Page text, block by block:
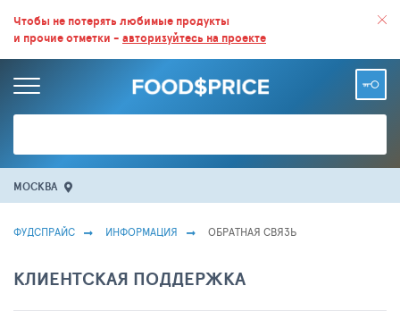
ВСЕ СКИДКИ И ВЫГОДНЫЕ ЦЕНЫ НА ПРОДУКТЫ В МАГАЗИНАХ.
БОЛЬШЕ 100 000 ТОВАРОВ. ЕЖЕДНЕВНОЕ ОБНОВЛЕНИЕ ЦЕН.
Чтобы не потерять любимые продукты
и прочие отметки - авторизуйтесь на проекте
МОСКВА
ФУДСПРАЙС ИНФОРМАЦИЯ ОБРАТНАЯ СВЯЗЬ
КЛИЕНТСКАЯ ПОДДЕРЖКА